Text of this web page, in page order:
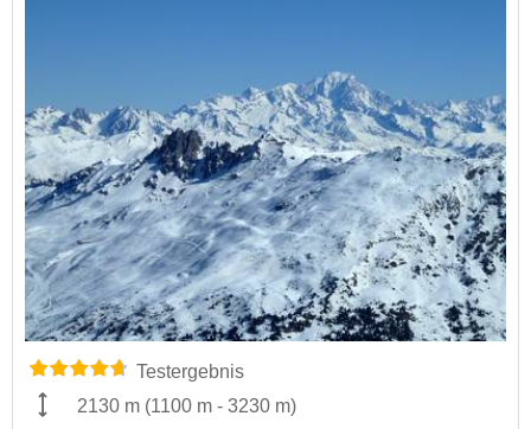
Testergebnis
2130 m (1100 m - 3230 m)